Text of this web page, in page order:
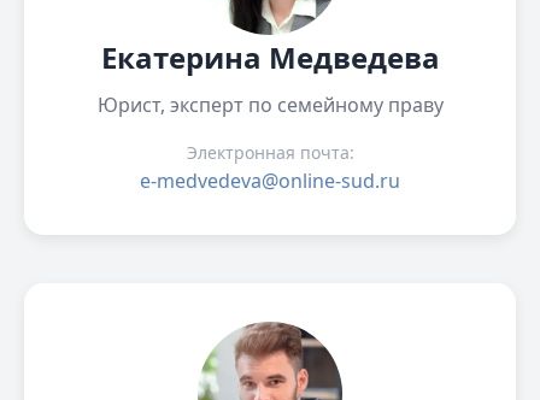
Екатерина Медведева
Юрист, эксперт по семейному праву
Электронная почта:
e-medvedeva@online-sud.ru